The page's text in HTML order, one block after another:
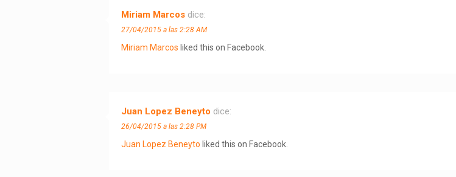
Miriam Marcos dice:
27/04/2015 a las 2:28 AM
Miriam Marcos liked this on Facebook.
Juan Lopez Beneyto dice:
26/04/2015 a las 2:28 PM
Juan Lopez Beneyto liked this on Facebook.